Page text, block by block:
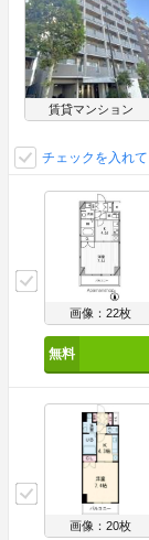
賃貸マンション
チェックを入れ
画像：22枚
画像：20枚